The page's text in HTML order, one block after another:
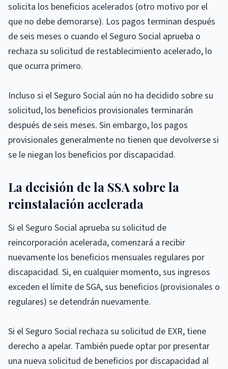
solicita los beneficios acelerados (otro motivo por el
que no debe demorarse). Los pagos terminan después
de seis meses o cuando el Seguro Social aprueba o
rechaza su solicitud de restablecimiento acelerado, lo
que ocurra primero.
Incluso si el Seguro Social aún no ha decidido sobre su
solicitud, los beneficios provisionales terminarán
después de seis meses. Sin embargo, los pagos
provisionales generalmente no tienen que devolverse si
se le niegan los beneficios por discapacidad.
La decisión de la SSA sobre la
reinstalación acelerada
Si el Seguro Social aprueba su solicitud de
reincorporación acelerada, comenzará a recibir
nuevamente los beneficios mensuales regulares por
discapacidad. Si, en cualquier momento, sus ingresos
exceden el límite de SGA, sus beneficios (provisionales o
regulares) se detendrán nuevamente.
Si el Seguro Social rechaza su solicitud de EXR, tiene
derecho a apelar. También puede optar por presentar
una nueva solicitud de beneficios por discapacidad al